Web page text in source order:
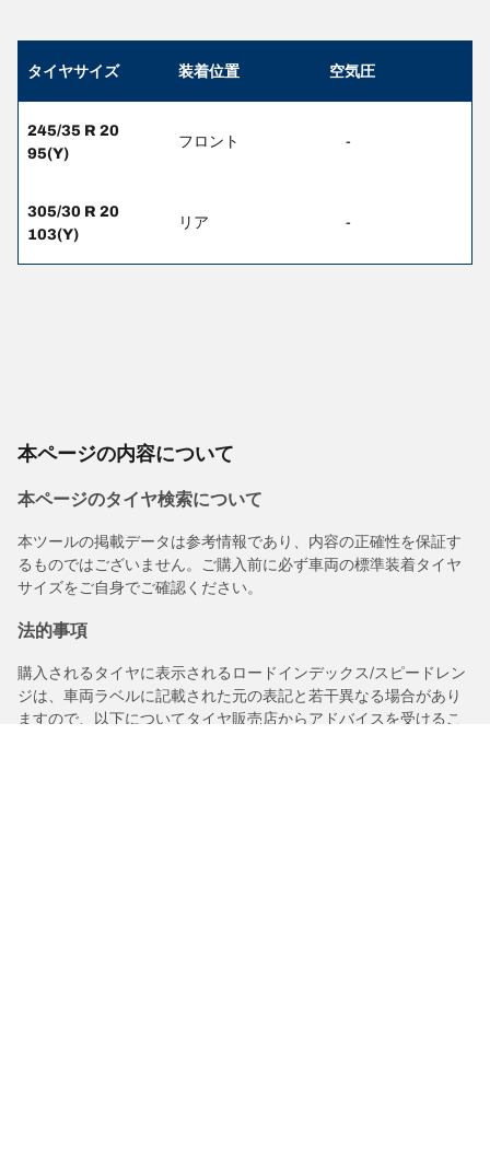
タイヤサイズ 装着位置 空気圧
245/35 R 20
95(Y)
フロント -
305/30 R 20
103(Y)
リア -
本ページの内容について
本ページのタイヤ検索について
本ツールの掲載データは参考情報であり、内容の正確性を保証す
るものではございません。ご購入前に必ず車両の標準装着タイヤ
サイズをご自身でご確認ください。
法的事項
購入されるタイヤに表示されるロードインデックス/スピードレン
ジは、車両ラベルに記載された元の表記と若干異なる場合があり
ますので、以下についてタイヤ販売店からアドバイスを受けるこ